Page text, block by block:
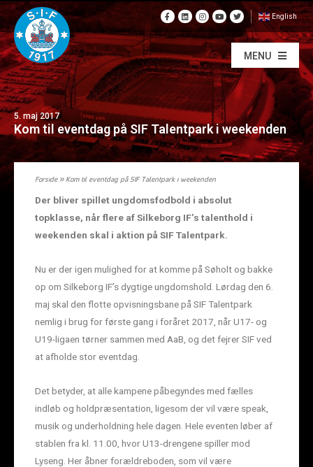
English
MENU
5. maj 2017
Kom til eventdag på SIF Talentpark i weekenden
Forside»Kom til eventdag på SIF Talentpark i weekenden
Der bliver spillet ungdomsfodbold i absolut
topklasse, når flere af Silkeborg IF’s talenthold i
weekenden skal i aktion på SIF Talentpark.
Nu er der igen mulighed for at komme på Søholt og bakke
op om Silkeborg IF’s dygtige ungdomshold. Lørdag den 6.
maj skal den flotte opvisningsbane på SIF Talentpark
nemlig i brug for første gang i foråret 2017, når U17- og
U19-ligaen tørner sammen med AaB, og det fejrer SIF ved
at afholde stor eventdag.
Det betyder, at alle kampene påbegyndes med fælles
indløb og holdpræsentation, ligesom der vil være speak,
musik og underholdning hele dagen. Hele eventen løber af
stablen fra kl. 11.00, hvor U13-drengene spiller mod
Lyseng. Her åbner forældreboden, som vil være